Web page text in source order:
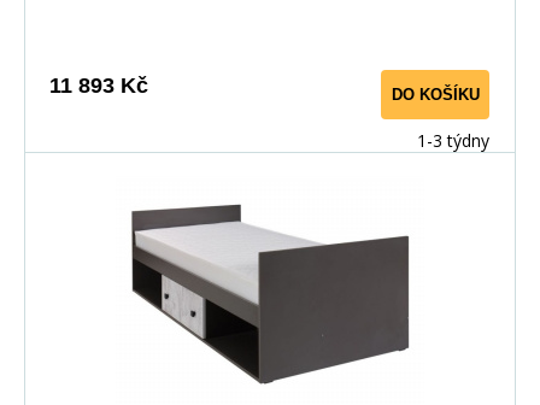
11 893 Kč DO KOŠÍKU
1-3 týdny